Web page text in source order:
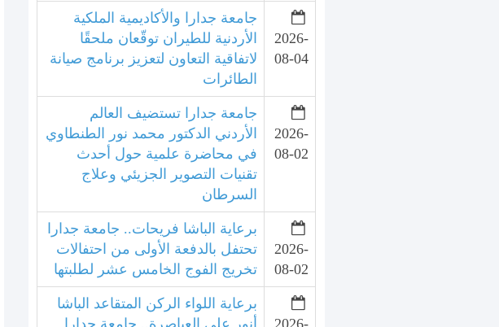
جامعة جدارا والأكاديمية الملكية
الأردنية للطيران توقّعان ملحقًا
لاتفاقية التعاون لتعزيز برنامج صيانة
الطائرات
2026-
08-04
جامعة جدارا تستضيف العالم
الأردني الدكتور محمد نور الطنطاوي
في محاضرة علمية حول أحدث
تقنيات التصوير الجزيئي وعلاج
السرطان
2026-
08-02
برعاية الباشا فريحات.. جامعة جدارا
تحتفل بالدفعة الأولى من احتفالات
تخريج الفوج الخامس عشر لطلبتها
2026-
08-02
برعاية اللواء الركن المتقاعد الباشا
أنور علي العياصرة.. جامعة جدارا
2026-